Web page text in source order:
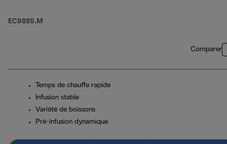
EC9885.M
Comparer
Temps de chauffe rapide
Infusion stable
Variété de boissons
Pré-infusion dynamique